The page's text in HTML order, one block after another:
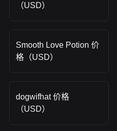
（USD）
Smooth Love Potion 价
格（USD）
dogwifhat 价格
（USD）